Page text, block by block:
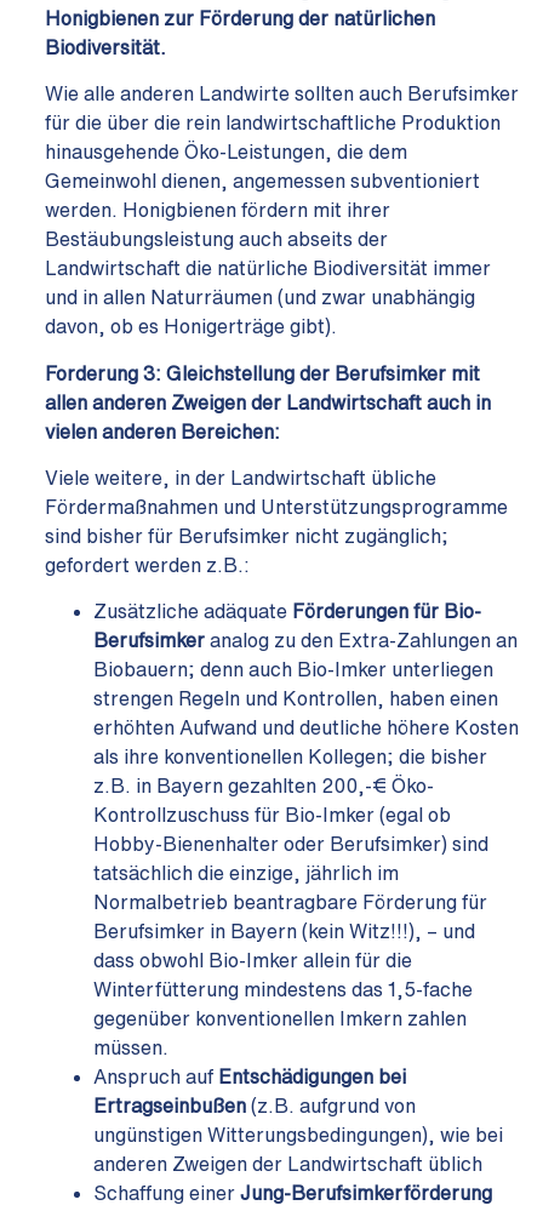
Honigbienen zur Förderung der natürlichen
Biodiversität.
Wie alle anderen Landwirte sollten auch Berufsimker
für die über die rein landwirtschaftliche Produktion
hinausgehende Öko-Leistungen, die dem
Gemeinwohl dienen, angemessen subventioniert
werden. Honigbienen fördern mit ihrer
Bestäubungsleistung auch abseits der
Landwirtschaft die natürliche Biodiversität immer
und in allen Naturräumen (und zwar unabhängig
davon, ob es Honigerträge gibt).
Forderung 3:Gleichstellung der Berufsimker mit
allen anderen Zweigen der Landwirtschaft auch in
vielen anderen Bereichen:
Viele weitere, in der Landwirtschaft übliche
Fördermaßnahmen und Unterstützungsprogramme
sind bisher für Berufsimker nicht zugänglich;
gefordert werden z.B.:
Zusätzliche adäquate Förderungen für Bio-
Berufsimker analog zu den Extra-Zahlungen an
Biobauern; denn auch Bio-Imker unterliegen
strengen Regeln und Kontrollen, haben einen
erhöhten Aufwand und deutliche höhere Kosten
als ihre konventionellen Kollegen; die bisher
z.B. in Bayern gezahlten 200,-€ Öko-
Kontrollzuschuss für Bio-Imker (egal ob
Hobby-Bienenhalter oder Berufsimker) sind
tatsächlich die einzige, jährlich im
Normalbetrieb beantragbare Förderung für
Berufsimker in Bayern (kein Witz!!!), – und
dass obwohl Bio-Imker allein für die
Winterfütterung mindestens das 1,5-fache
gegenüber konventionellen Imkern zahlen
müssen.
Anspruch auf Entschädigungen bei
Ertragseinbußen (z.B. aufgrund von
ungünstigen Witterungsbedingungen), wie bei
anderen Zweigen der Landwirtschaft üblich
Schaffung einerJung-Berufsimkerförderung